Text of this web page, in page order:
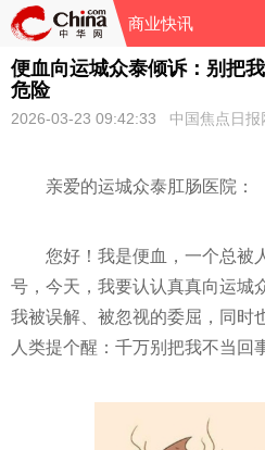
商业快讯
便血向运城众泰倾诉：别把
危险
2026-03-23 09:42:33 中国焦点日报
亲爱的运城众泰肛肠医院：
您好！我是便血，一个总被
号，今天，我要认认真真向运城
我被误解、被忽视的委屈，同时
人类提个醒：千万别把我不当回